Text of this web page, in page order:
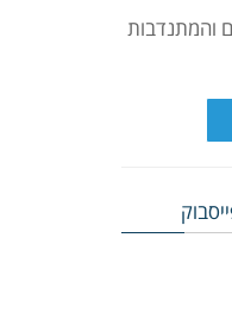
והמתנדבות